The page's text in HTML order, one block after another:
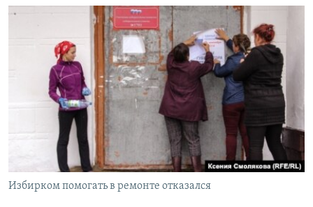
Избирком помогать в ремонте отказался